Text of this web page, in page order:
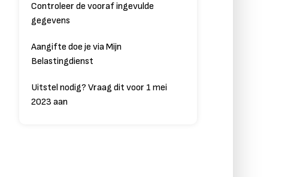
Controleer de vooraf ingevulde
gegevens
Aangifte doe je via Mijn
Belastingdienst
Uitstel nodig? Vraag dit voor 1 mei
2023 aan